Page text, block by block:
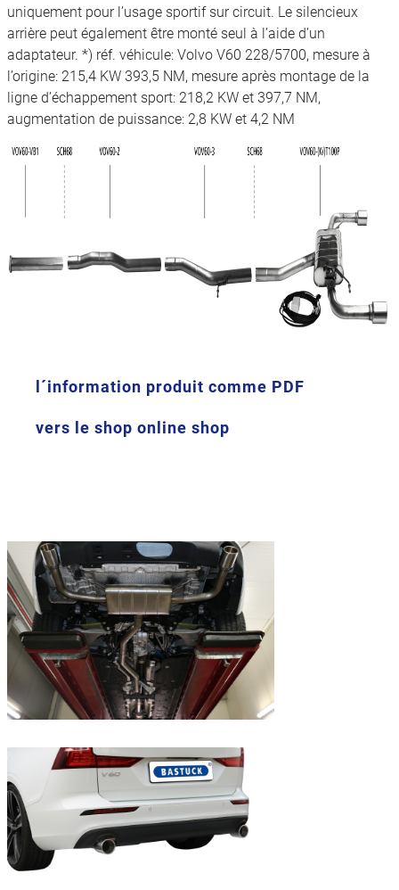
uniquement pour l’usage sportif sur circuit. Le silencieux
arrière peut également être monté seul à l’aide d’un
adaptateur. *) réf. véhicule: Volvo V60 228/5700, mesure à
l’origine: 215,4 KW 393,5 NM, mesure après montage de la
ligne d’échappement sport: 218,2 KW et 397,7 NM,
augmentation de puissance: 2,8 KW et 4,2 NM
l´information produit comme PDF
vers le shop online shop